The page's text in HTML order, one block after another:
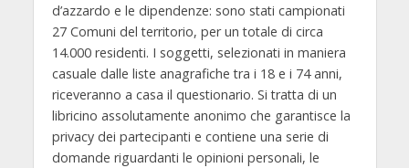
d’azzardo e le dipendenze: sono stati campionati
27 Comuni del territorio, per un totale di circa
14.000 residenti. I soggetti, selezionati in maniera
casuale dalle liste anagrafiche tra i 18 e i 74 anni,
riceveranno a casa il questionario. Si tratta di un
libricino assolutamente anonimo che garantisce la
privacy dei partecipanti e contiene una serie di
domande riguardanti le opinioni personali, le